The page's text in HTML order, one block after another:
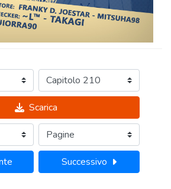
Scarica
Successivo